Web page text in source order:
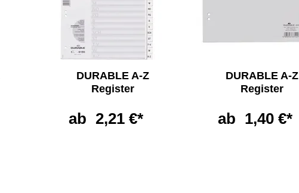
DURABLE A-Z
Register
ab 2,21 €*
DURABLE A-Z
Register
ab 1,40 €*